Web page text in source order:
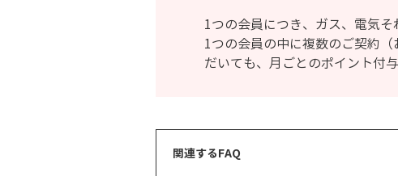
1つの会員につき、ガス、電気そ
1つの会員の中に複数のご契約
だいても、月ごとのポイント付
関連するFAQ